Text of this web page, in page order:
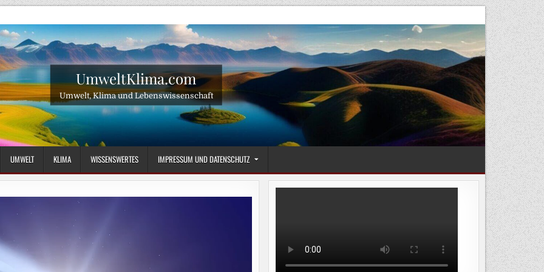
UmweltKlima.com
Umwelt, Klima und Lebenswissenschaft
UMWELT KLIMA WISSENSWERTES IMPRESSUM UND DATENSCHUTZ